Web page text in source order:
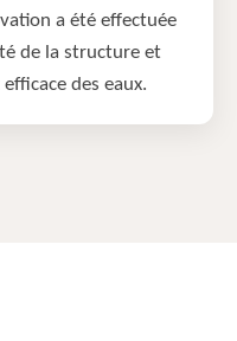
a été effectuée
de la structure et
des eaux.